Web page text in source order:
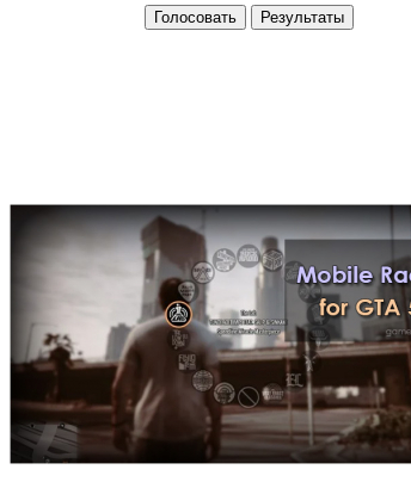
Голосовать Результаты